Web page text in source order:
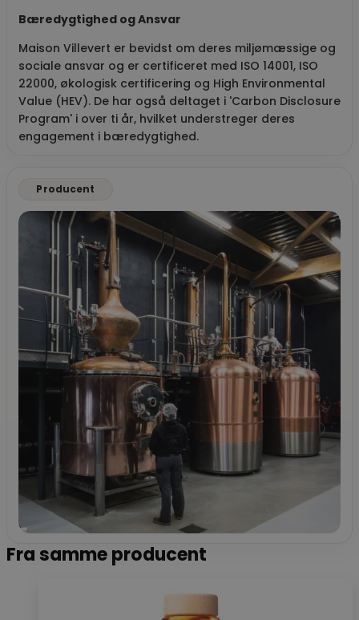
Bæredygtighed og Ansvar
Maison Villevert er bevidst om deres miljømæssige og
sociale ansvar og er certificeret med ISO 14001, ISO
22000, økologisk certificering og High Environmental
Value (HEV). De har også deltaget i 'Carbon Disclosure
Program' i over ti år, hvilket understreger deres
engagement i bæredygtighed.
Producent
Fra samme producent